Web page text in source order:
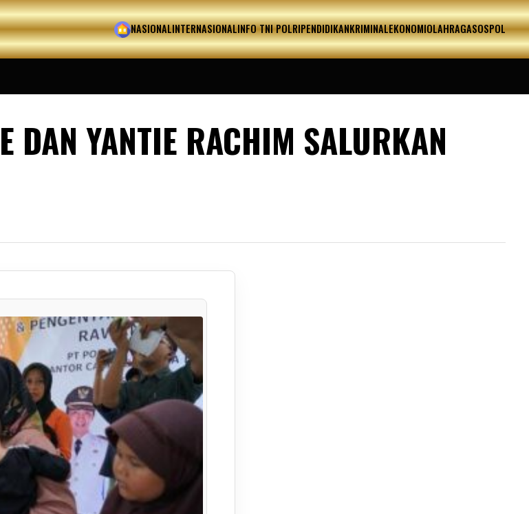
HOME
NASIONALINTERNASIONALINFO TNI POLRIPENDIDIKANKRIMINALEKONOMIOLAHRAGASOSPOL
DAN YANTIE RACHIM SALURKAN